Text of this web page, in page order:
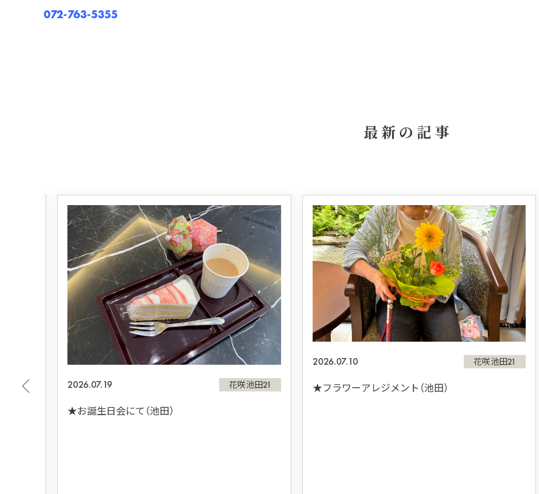
072-763-5355
最新の記事
2026.07.19 花咲池田21
★お誕生日会にて（池田）
2026.07.10 花咲池田21
★フラワーアレジメント（池田）